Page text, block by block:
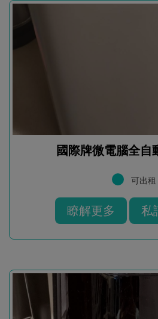
國際牌微電腦全自
可出租
瞭解更多 私